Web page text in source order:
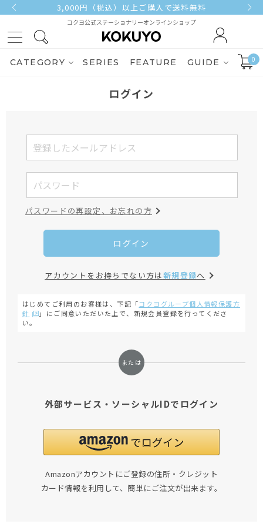
3,000円（税込）以上ご購入で送料無料
コクヨ公式ステーショナリーオンラインショップ
CATEGORY SERIES FEATURE GUIDE 0
ログイン
パスワードの再設定、お忘れの方
ログイン
アカウントをお持ちでない方は新規登録へ
はじめてご利用のお客様は、下記「コクヨグループ個人情報保護方
針
」にご同意いただいた上で、新規会員登録を行ってくださ
い。
外部サービス・ソーシャルIDでログイン
Amazonアカウントにご登録の住所・クレジット
カード情報を利用して、簡単にご注文が出来ます。